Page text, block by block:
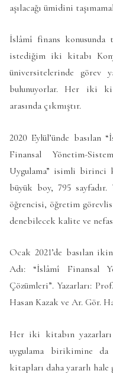
aşılacağı ümidini
İslâmî finans
istediğim iki kitabı
üniversitelerinde görev
bulunuyorlar. Her iki
arasında çıkmıştır.
2020 Eylül’ünde basılan
Finansal Yönetim-
Uygulama” isimli birinci
büyük boy, 795
öğrencisi, öğretim
denebilecek kalite ve
Ocak 2021’de basılan
Adı: “İslâmî Finansal
Çözümleri”. Yazarları:
Hasan Kazak ve Ar. Gör.
Her iki kitabın
uygulama birikimine da
kitapları daha yararlı